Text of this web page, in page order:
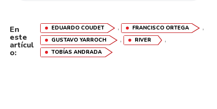
En
este
artícul
o:
EDUARDO COUDET , FRANCISCO ORTEGA ,
GUSTAVO YARROCH , RIVER ,
TOBÍAS ANDRADA